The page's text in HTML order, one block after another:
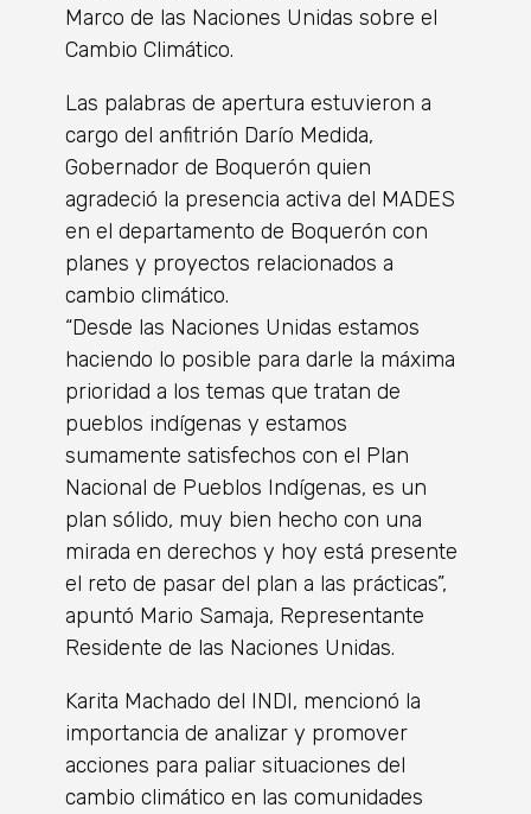
Marco de las Naciones Unidas sobre el
Cambio Climático.
Las palabras de apertura estuvieron a
cargo del anfitrión Darío Medida,
Gobernador de Boquerón quien
agradeció la presencia activa del MADES
en el departamento de Boquerón con
planes y proyectos relacionados a
cambio climático.
“Desde las Naciones Unidas estamos
haciendo lo posible para darle la máxima
prioridad a los temas que tratan de
pueblos indígenas y estamos
sumamente satisfechos con el Plan
Nacional de Pueblos Indígenas, es un
plan sólido, muy bien hecho con una
mirada en derechos y hoy está presente
el reto de pasar del plan a las prácticas”,
apuntó Mario Samaja, Representante
Residente de las Naciones Unidas.
Karita Machado del INDI, mencionó la
importancia de analizar y promover
acciones para paliar situaciones del
cambio climático en las comunidades